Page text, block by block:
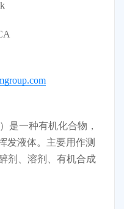
是一种有机化合物，
发液体。主要用作测
剂、溶剂、有机合成